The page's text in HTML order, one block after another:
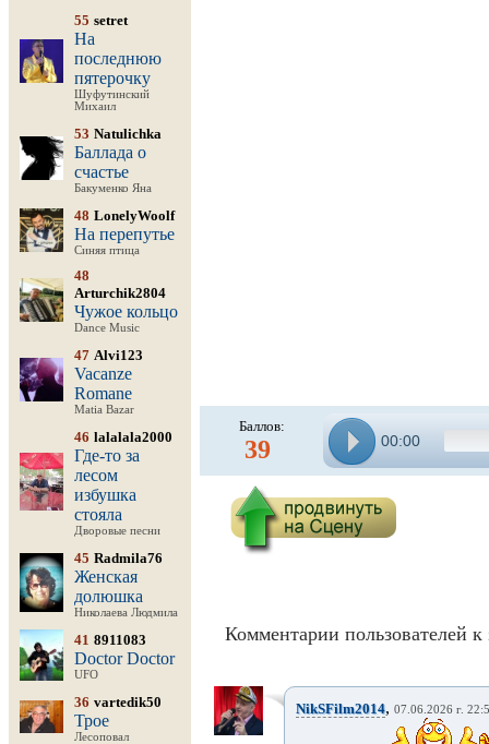
55 setret
На
последнюю
пятерочку
Шуфутинский
Михаил
53 Natulichka
Баллада о
счастье
Бакуменко Яна
48 LonelyWoolf
На перепутье
Синяя птица
48
Arturchik2804
Чужое кольцо
Dance Music
47 Alvi123
Vacanze
Romane
Matia Bazar
46 lalalala2000
Где-то за
лесом
избушка
стояла
Дворовые песни
45 Radmila76
Женская
долюшка
Николаева Людмила
41 8911083
Doctor Doctor
UFO
36 vartedik50
Трое
Лесоповал
Баллов:
39 00:00
Комментарии пользователей к
NikSFilm2014, 07.06.2026 г.